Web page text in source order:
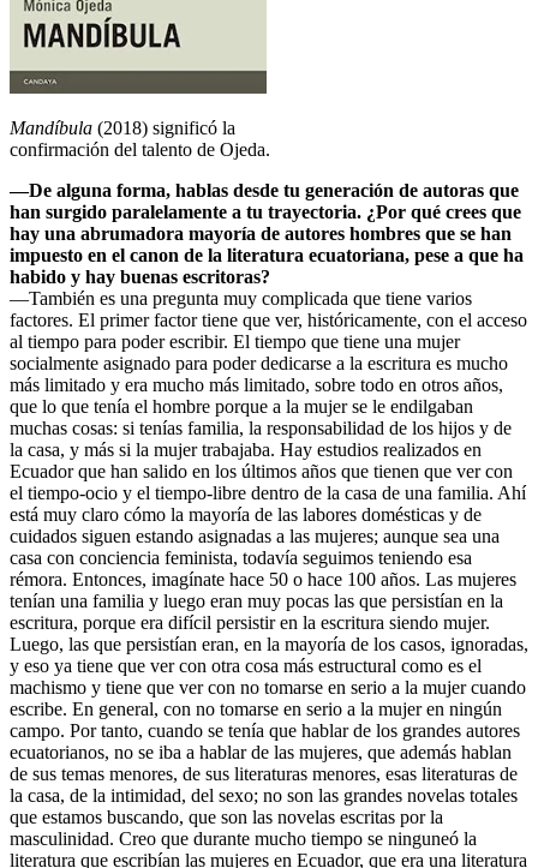
Mandíbula (2018) significó la
confirmación del talento de Ojeda.
—De alguna forma, hablas desde tu generación de autoras que
han surgido paralelamente a tu trayectoria. ¿Por qué crees que
hay una abrumadora mayoría de autores hombres que se han
impuesto en el canon de la literatura ecuatoriana, pese a que ha
habido y hay buenas escritoras?
—También es una pregunta muy complicada que tiene varios
factores. El primer factor tiene que ver, históricamente, con el acceso
al tiempo para poder escribir. El tiempo que tiene una mujer
socialmente asignado para poder dedicarse a la escritura es mucho
más limitado y era mucho más limitado, sobre todo en otros años,
que lo que tenía el hombre porque a la mujer se le endilgaban
muchas cosas: si tenías familia, la responsabilidad de los hijos y de
la casa, y más si la mujer trabajaba. Hay estudios realizados en
Ecuador que han salido en los últimos años que tienen que ver con
el tiempo-ocio y el tiempo-libre dentro de la casa de una familia. Ahí
está muy claro cómo la mayoría de las labores domésticas y de
cuidados siguen estando asignadas a las mujeres; aunque sea una
casa con conciencia feminista, todavía seguimos teniendo esa
rémora. Entonces, imagínate hace 50 o hace 100 años. Las mujeres
tenían una familia y luego eran muy pocas las que persistían en la
escritura, porque era difícil persistir en la escritura siendo mujer.
Luego, las que persistían eran, en la mayoría de los casos, ignoradas,
y eso ya tiene que ver con otra cosa más estructural como es el
machismo y tiene que ver con no tomarse en serio a la mujer cuando
escribe. En general, con no tomarse en serio a la mujer en ningún
campo. Por tanto, cuando se tenía que hablar de los grandes autores
ecuatorianos, no se iba a hablar de las mujeres, que además hablan
de sus temas menores, de sus literaturas menores, esas literaturas de
la casa, de la intimidad, del sexo; no son las grandes novelas totales
que estamos buscando, que son las novelas escritas por la
masculinidad. Creo que durante mucho tiempo se ninguneó la
literatura que escribían las mujeres en Ecuador, que era una literatura